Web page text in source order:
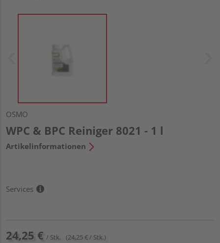
OSMO
WPC & BPC Reiniger 8021 - 1 l
Artikelinformationen
Services
24,25 € / Stk. (24,25 € / Stk.)